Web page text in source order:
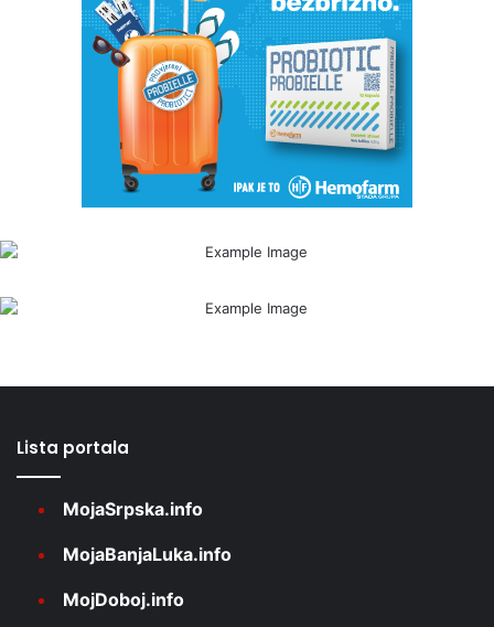
Lista portala
MojaSrpska.info
MojaBanjaLuka.info
MojDoboj.info